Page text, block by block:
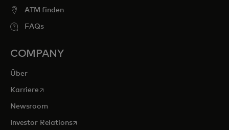
ATM finden
FAQs
COMPANY
Über
Karrierewird in einer neuen Registerkarte geöffnet
Newsroom
Investor Relationswird in einer neuen Registerkarte geöffnet